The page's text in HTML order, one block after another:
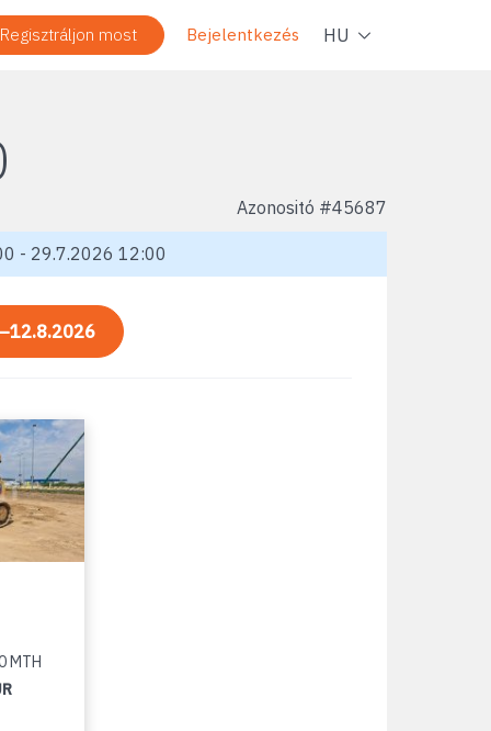
Regisztráljon most Bejelentkezés HU
Azonositó #45687
- 29.7.2026 12:00
MTH